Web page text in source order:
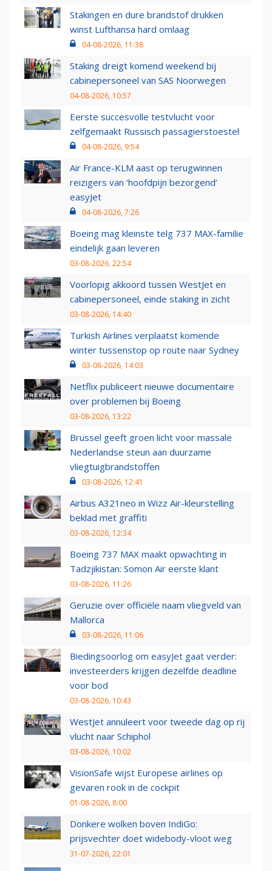
Stakingen en dure brandstof drukken
winst Lufthansa hard omlaag
04-08-2026, 11:38
Staking dreigt komend weekend bij
cabinepersoneel van SAS Noorwegen
04-08-2026, 10:57
Eerste succesvolle testvlucht voor
zelfgemaakt Russisch passagierstoestel
04-08-2026, 9:54
Air France-KLM aast op terugwinnen
reizigers van ‘hoofdpijn bezorgend’
easyJet
04-08-2026, 7:26
Boeing mag kleinste telg 737 MAX-familie
eindelijk gaan leveren
03-08-2026, 22:54
Voorlopig akkoord tussen WestJet en
cabinepersoneel, einde staking in zicht
03-08-2026, 14:40
Turkish Airlines verplaatst komende
winter tussenstop op route naar Sydney
03-08-2026, 14:03
Netflix publiceert nieuwe documentaire
over problemen bij Boeing
03-08-2026, 13:22
Brussel geeft groen licht voor massale
Nederlandse steun aan duurzame
vliegtuigbrandstoffen
03-08-2026, 12:41
Airbus A321neo in Wizz Air-kleurstelling
beklad met graffiti
03-08-2026, 12:34
Boeing 737 MAX maakt opwachting in
Tadzjikistan: Somon Air eerste klant
03-08-2026, 11:26
Geruzie over officiële naam vliegveld van
Mallorca
03-08-2026, 11:06
Biedingsoorlog om easyJet gaat verder:
investeerders krijgen dezelfde deadline
voor bod
03-08-2026, 10:43
WestJet annuleert voor tweede dag op rij
vlucht naar Schiphol
03-08-2026, 10:02
VisionSafe wijst Europese airlines op
gevaren rook in de cockpit
01-08-2026, 8:00
Donkere wolken boven IndiGo:
prijsvechter doet widebody-vloot weg
31-07-2026, 22:01